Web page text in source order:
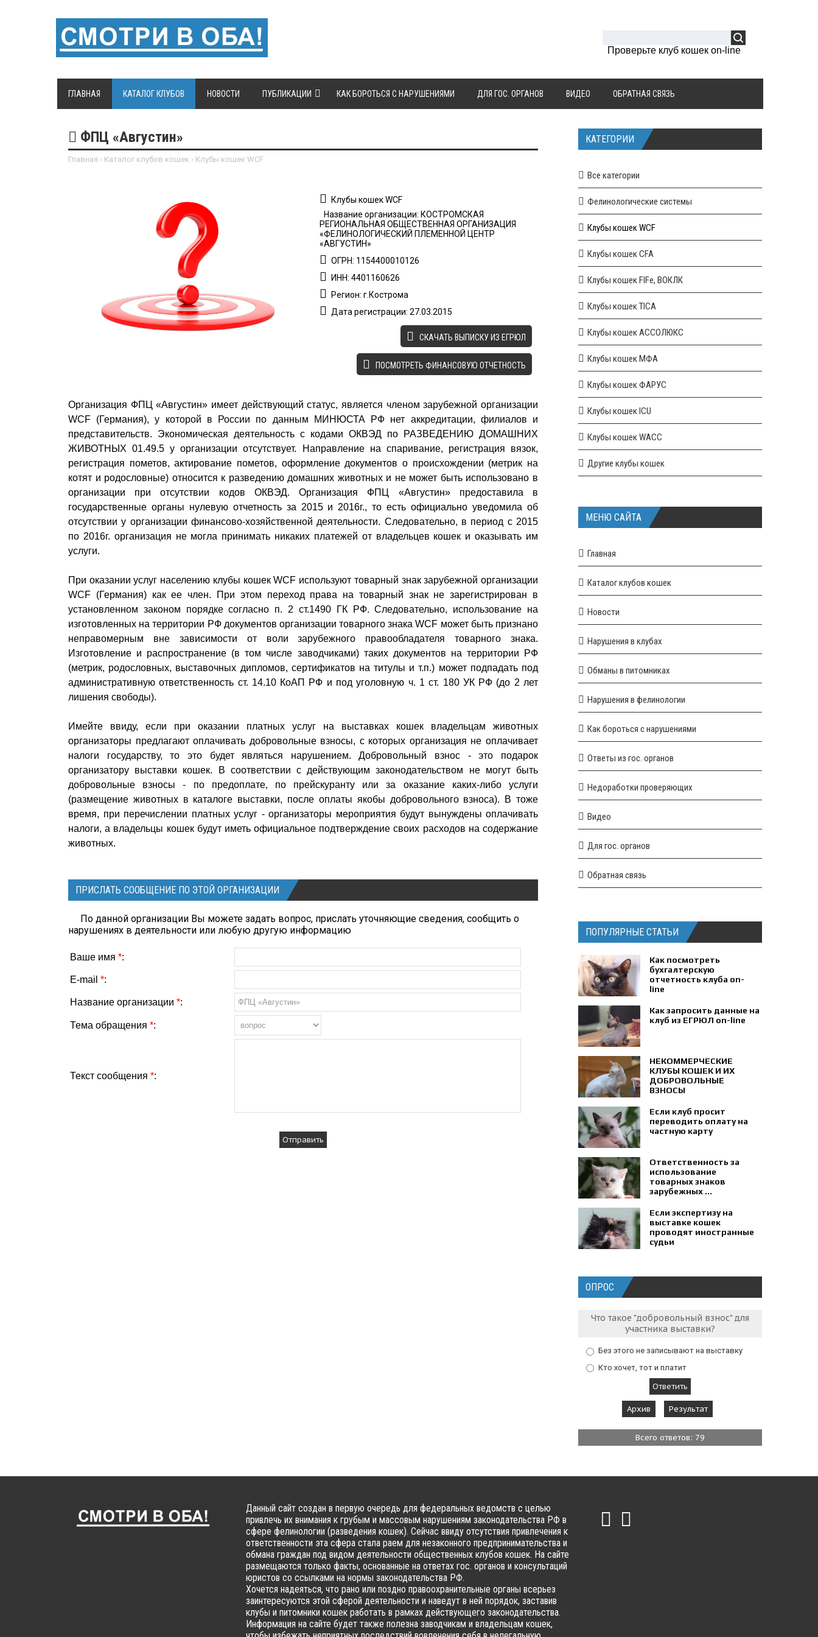
Проверьте клуб кошек on-line
ГЛАВНАЯ КАТАЛОГ КЛУБОВ НОВОСТИ ПУБЛИКАЦИИ КАК БОРОТЬСЯ С НАРУШЕНИЯМИ ДЛЯ ГОС. ОРГАНОВ ВИДЕО ОБРАТНАЯ СВЯЗЬ
ФПЦ «Августин»
Главная › Каталог клубов кошек › Клубы кошек WCF
Клубы кошек WCF
Название организации: КОСТРОМСКАЯ
РЕГИОНАЛЬНАЯ ОБЩЕСТВЕННАЯ ОРГАНИЗАЦИЯ
«ФЕЛИНОЛОГИЧЕСКИЙ ПЛЕМЕННОЙ ЦЕНТР
«АВГУСТИН»
ОГРН: 1154400010126
ИНН: 4401160626
Регион: г.Кострома
Дата регистрации: 27.03.2015
CКАЧАТЬ ВЫПИСКУ ИЗ ЕГРЮЛ
ПОСМОТРЕТЬ ФИНАНСОВУЮ ОТЧЕТНОСТЬ
Организация ФПЦ «Августин» имеет действующий статус, является членом зарубежной организации
WCF (Германия), у которой в России по данным МИНЮСТА РФ нет аккредитации, филиалов и
представительств. Экономическая деятельность с кодами ОКВЭД по РАЗВЕДЕНИЮ ДОМАШНИХ
ЖИВОТНЫХ 01.49.5 у организации отсутствует. Направление на спаривание, регистрация вязок,
регистрация пометов, актирование пометов, оформление документов о происхождении (метрик на
котят и родословные) относится к разведению домашних животных и не может быть использовано в
организации при отсутствии кодов ОКВЭД. Организация ФПЦ «Августин» предоставила в
государственные органы нулевую отчетность за 2015 и 2016г., то есть официально уведомила об
отсутствии у организации финансово-хозяйственной деятельности. Следовательно, в период с 2015
по 2016г. организация не могла принимать никаких платежей от владельцев кошек и оказывать им
услуги.
При оказании услуг населению клубы кошек WCF используют товарный знак зарубежной организации
WCF (Германия) как ее член. При этом переход права на товарный знак не зарегистрирован в
установленном законом порядке согласно п. 2 ст.1490 ГК РФ. Следовательно, использование на
изготовленных на территории РФ документов организации товарного знака WCF может быть признано
неправомерным вне зависимости от воли зарубежного правообладателя товарного знака.
Изготовление и распространение (в том числе заводчиками) таких документов на территории РФ
(метрик, родословных, выставочных дипломов, сертификатов на титулы и т.п.) может подпадать под
административную ответственность ст. 14.10 КоАП РФ и под уголовную ч. 1 ст. 180 УК РФ (до 2 лет
лишения свободы).
Имейте ввиду, если при оказании платных услуг на выставках кошек владельцам животных
организаторы предлагают оплачивать добровольные взносы, с которых организация не оплачивает
налоги государству, то это будет являться нарушением. Добровольный взнос - это подарок
организатору выставки кошек. В соответствии с действующим законодательством не могут быть
добровольные взносы - по предоплате, по прейскуранту или за оказание каких-либо услуги
(размещение животных в каталоге выставки, после оплаты якобы добровольного взноса). В тоже
время, при перечислении платных услуг - организаторы мероприятия будут вынуждены оплачивать
налоги, а владельцы кошек будут иметь официальное подтверждение своих расходов на содержание
животных.
ПРИСЛАТЬ СООБЩЕНИЕ ПО ЭТОЙ ОРГАНИЗАЦИИ
По данной организации Вы можете задать вопрос, прислать уточняющие сведения, сообщить о
нарушениях в деятельности или любую другую информацию
Ваше имя *:
E-mail *:
Название организации *:
Тема обращения *:
Текст сообщения *:
КАТЕГОРИИ
Все категории
Фелинологические системы
Клубы кошек WCF
Клубы кошек CFA
Клубы кошек FIFe, ВОКЛК
Клубы кошек TICA
Клубы кошек АССОЛЮКС
Клубы кошек МФА
Клубы кошек ФАРУС
Клубы кошек ICU
Клубы кошек WACC
Другие клубы кошек
МЕНЮ САЙТА
Главная
Каталог клубов кошек
Новости
Нарушения в клубах
Обманы в питомниках
Нарушения в фелинологии
Как бороться с нарушениями
Ответы из гос. органов
Недоработки проверяющих
Видео
Для гос. органов
Обратная связь
ПОПУЛЯРНЫЕ СТАТЬИ
Как посмотреть
бухгалтерскую
отчетность клуба on-
line
Как запросить данные на
клуб из ЕГРЮЛ on-line
НЕКОММЕРЧЕСКИЕ
КЛУБЫ КОШЕК И ИХ
ДОБРОВОЛЬНЫЕ
ВЗНОСЫ
Если клуб просит
переводить оплату на
частную карту
Ответственность за
использование
товарных знаков
зарубежных ...
Если экспертизу на
выставке кошек
проводят иностранные
судьи
ОПРОС
Что такое "добровольный взнос" для
участника выставки?
Без этого не записывают на выставку
Кто хочет, тот и платит
Архив Результат
Всего ответов: 79
Данный сайт создан в первую очередь для федеральных ведомств с целью
привлечь их внимания к грубым и массовым нарушениям законодательства РФ в
сфере фелинологии (разведения кошек). Сейчас ввиду отсутствия привлечения к
ответственности эта сфера стала раем для незаконного предпринимательства и
обмана граждан под видом деятельности общественных клубов кошек. На сайте
размещаются только факты, основанные на ответах гос. органов и консультаций
юристов со ссылками на нормы законодательства РФ.
Хочется надеяться, что рано или поздно правоохранительные органы всерьез
заинтересуются этой сферой деятельности и наведут в ней порядок, заставив
клубы и питомники кошек работать в рамках действующего законодательства.
Информация на сайте будет также полезна заводчикам и владельцам кошек,